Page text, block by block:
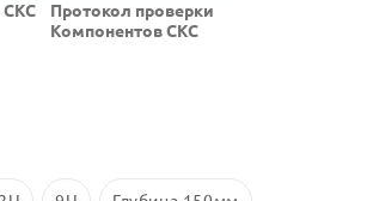
СКС
Протокол проверки
Компонентов СКС